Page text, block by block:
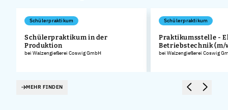
Schülerpraktikum
Schülerpraktikum in der
Produktion
bei Walzengießerei Coswig GmbH
Schülerpraktikum
Praktikumsstelle -
Betriebstechnik (m/
bei Walzengießerei Coswig
MEHR FINDEN